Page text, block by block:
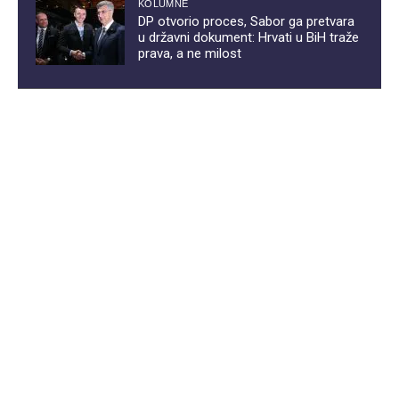
KOLUMNE
DP otvorio proces, Sabor ga pretvara
u državni dokument: Hrvati u BiH traže
prava, a ne milost